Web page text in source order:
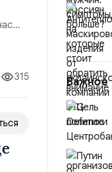
и
315 Важное